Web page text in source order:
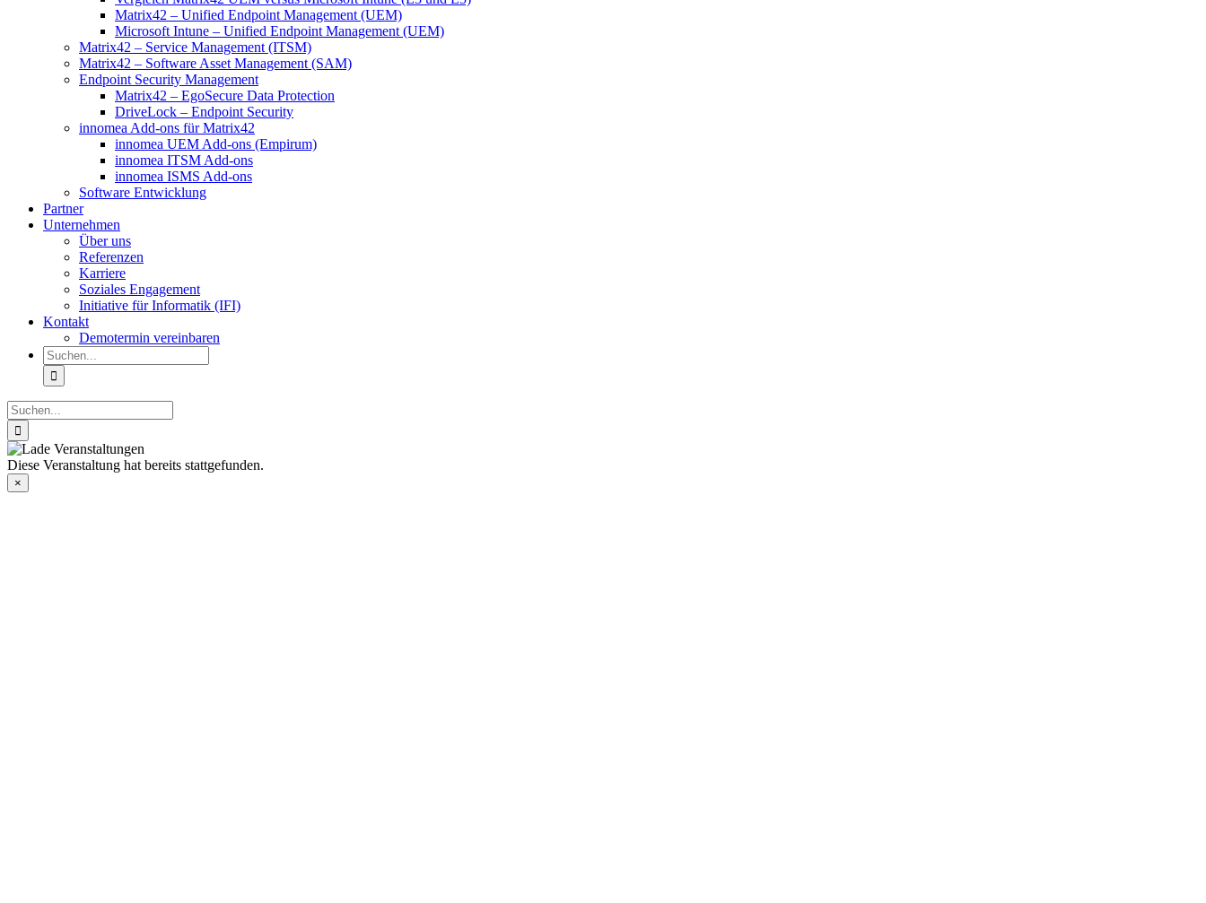
Matrix42 – Unified Endpoint Management (UEM)
Microsoft Intune – Unified Endpoint Management (UEM)
Matrix42 – Service Management (ITSM)
Matrix42 – Software Asset Management (SAM)
Endpoint Security Management
Matrix42 – EgoSecure Data Protection
DriveLock – Endpoint Security
innomea Add-ons für Matrix42
innomea UEM Add-ons (Empirum)
innomea ITSM Add-ons
innomea ISMS Add-ons
Software Entwicklung
Partner
Unternehmen
Über uns
Referenzen
Karriere
Soziales Engagement
Initiative für Informatik (IFI)
Kontakt
Demotermin vereinbaren
Suche
nach:
Suche
nach:
Diese Veranstaltung hat bereits stattgefunden.
×